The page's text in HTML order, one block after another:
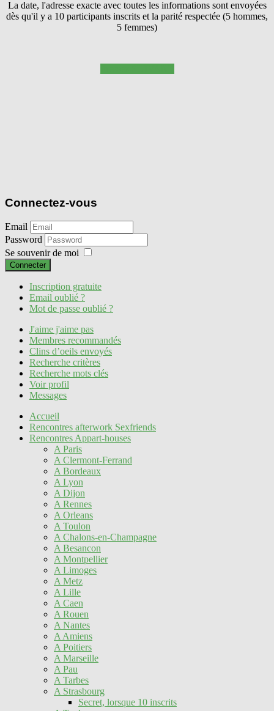
La date, l'adresse exacte avec toutes les informations sont envoyées
dès qu'il y a 10 participants inscrits et la parité respectée (5 hommes,
5 femmes)
Connectez-vous
Email
Password
Se souvenir de moi
Connecter
Inscription gratuite
Email oublié ?
Mot de passe oublié ?
J'aime j'aime pas
Membres recommandés
Clins d’oeils envoyés
Recherche critères
Recherche mots clés
Voir profil
Messages
Accueil
Rencontres afterwork Sexfriends
Rencontres Appart-houses
A Paris
A Clermont-Ferrand
A Bordeaux
A Lyon
A Dijon
A Rennes
A Orleans
A Toulon
A Chalons-en-Champagne
A Besancon
A Montpellier
A Limoges
A Metz
A Lille
A Caen
A Rouen
A Nantes
A Amiens
A Poitiers
A Marseille
A Pau
A Tarbes
A Strasbourg
Secret, lorsque 10 inscrits